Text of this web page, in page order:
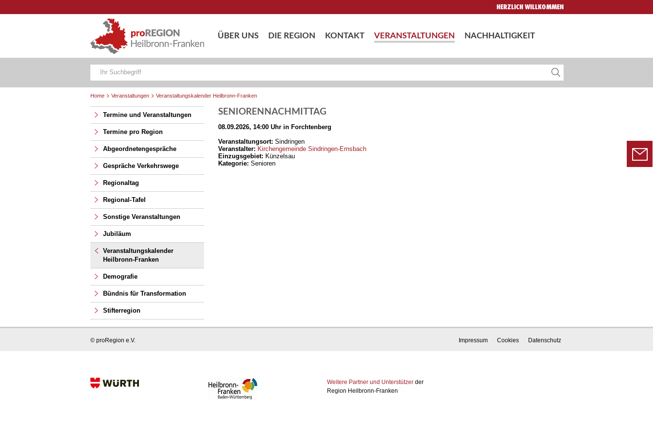
HERZLICH WILLKOMMEN
ÜBER UNS DIE REGION KONTAKT VERANSTALTUNGEN NACHHALTIGKEIT
Home Veranstaltungen Veranstaltungskalender Heilbronn-Franken
Termine und Veranstaltungen
Termine pro Region
Abgeordnetengespräche
Gespräche Verkehrswege
Regionaltag
Regional-Tafel
Sonstige Veranstaltungen
Jubiläum
Veranstaltungskalender
Heilbronn-Franken
Demografie
Bündnis für Transformation
Stifterregion
SENIORENNACHMITTAG
08.09.2026, 14:00 Uhr in Forchtenberg
Veranstaltungsort: Sindringen
Veranstalter: Kirchengemeinde Sindringen-Ernsbach
Einzugsgebiet: Künzelsau
Kategorie: Senioren
© proRegion e.V. Impressum Cookies Datenschutz
Weitere Partner und Unterstützerder
Region Heilbronn-Franken